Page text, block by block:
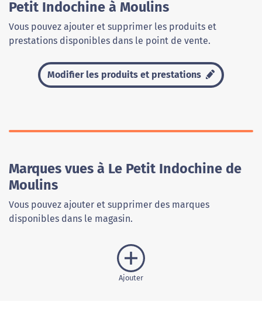
Petit Indochine à Moulins
Vous pouvez ajouter et supprimer les produits et
prestations disponibles dans le point de vente.
Modifier les produits et prestations
Marques vues à Le Petit Indochine de
Moulins
Vous pouvez ajouter et supprimer des marques
disponibles dans le magasin.
Ajouter